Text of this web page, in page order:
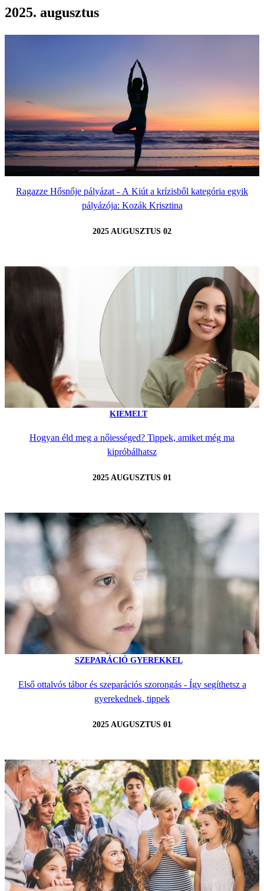
2025. augusztus
Ragazze Hősnője pályázat - A Kiút a krízisből kategória egyik
pályázója: Kozák Krisztina
2025 AUGUSZTUS 02
KIEMELT
Hogyan éld meg a nőiességed? Tippek, amiket még ma
kipróbálhatsz
2025 AUGUSZTUS 01
SZEPARÁCIÓ GYEREKKEL
Első ottalvós tábor és szeparációs szorongás - Így segíthetsz a
gyerekednek, tippek
2025 AUGUSZTUS 01